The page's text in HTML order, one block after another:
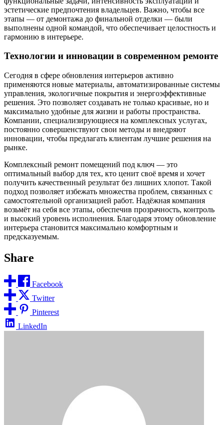
эстетические предпочтения владельцев. Важно, чтобы все
этапы — от демонтажа до финальной отделки — были
выполнены одной командой, что обеспечивает целостность и
гармонию в интерьере.
Технологии и инновации в современном ремонте
Сегодня в сфере обновления интерьеров активно
применяются новые материалы, автоматизированные системы
управления, экологичные покрытия и энергоэффективные
решения. Это позволяет создавать не только красивые, но и
максимально удобные для жизни и работы пространства.
Компании, специализирующиеся на комплексных услугах,
постоянно совершенствуют свои методы и внедряют
инновации, чтобы предлагать клиентам лучшие решения на
рынке.
Комплексный ремонт помещений под ключ — это
оптимальный выбор для тех, кто ценит своё время и хочет
получить качественный результат без лишних хлопот. Такой
подход позволяет избежать множества проблем, связанных с
самостоятельной организацией работ. Надёжная компания
возьмёт на себя все этапы, обеспечив прозрачность, контроль
и высокий уровень исполнения. Благодаря этому обновление
интерьера становится максимально комфортным и
предсказуемым.
Share
Facebook
Twitter
Pinterest
LinkedIn